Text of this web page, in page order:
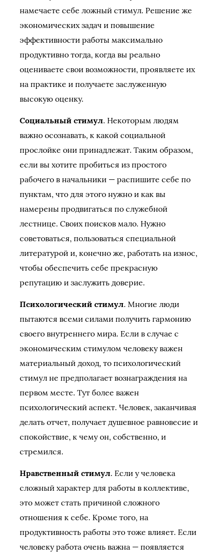
намечаете себе ложный стимул. Решение же
экономических задач и повышение
эффективности работы максимально
продуктивно тогда, когда вы реально
оцениваете свои возможности, проявляете их
на практике и получаете заслуженную
высокую оценку.
Социальный стимул. Некоторым людям
важно осознавать, к какой социальной
прослойке они принадлежат. Таким образом,
если вы хотите пробиться из простого
рабочего в начальники — распишите себе по
пунктам, что для этого нужно и как вы
намерены продвигаться по служебной
лестнице. Своих поисков мало. Нужно
советоваться, пользоваться специальной
литературой и, конечно же, работать на износ,
чтобы обеспечить себе прекрасную
репутацию и заслужить доверие.
Психологический стимул. Многие люди
пытаются всеми силами получить гармонию
своего внутреннего мира. Если в случае с
экономическим стимулом человеку важен
материальный доход, то психологический
стимул не предполагает вознаграждения на
первом месте. Тут более важен
психологический аспект. Человек, заканчивая
делать отчет, получает душевное равновесие и
спокойствие, к чему он, собственно, и
стремился.
Нравственный стимул. Если у человека
сложный характер для работы в коллективе,
это может стать причиной сложного
отношения к себе. Кроме того, на
продуктивность работы это тоже влияет. Если
человеку работа очень важна — появляется